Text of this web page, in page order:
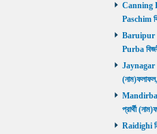
Canning
Paschim
Baruipur
Purba
Jaynagar
প্রার্থী
Raidighi